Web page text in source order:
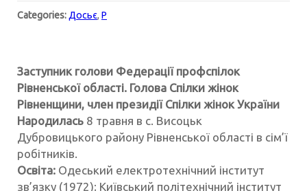
Categories:Досьє, Р
Заступник голови Федерації профспілок
Рівненської області. Голова Спілки жінок
Рівненщини, член президії Спілки жінок України
Народилась 8 травня в с. Висоцьк
Дубровицького району Рівненської області в сім’ї
робітників.
Освіта: Одеський електротехнічний інститут
зв’язку (1972); Київський політехнічний інститут